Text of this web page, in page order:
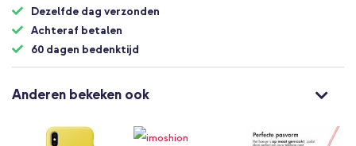
Dezelfde dag verzonden
Achteraf betalen
60 dagen bedenktijd
Anderen bekeken ook